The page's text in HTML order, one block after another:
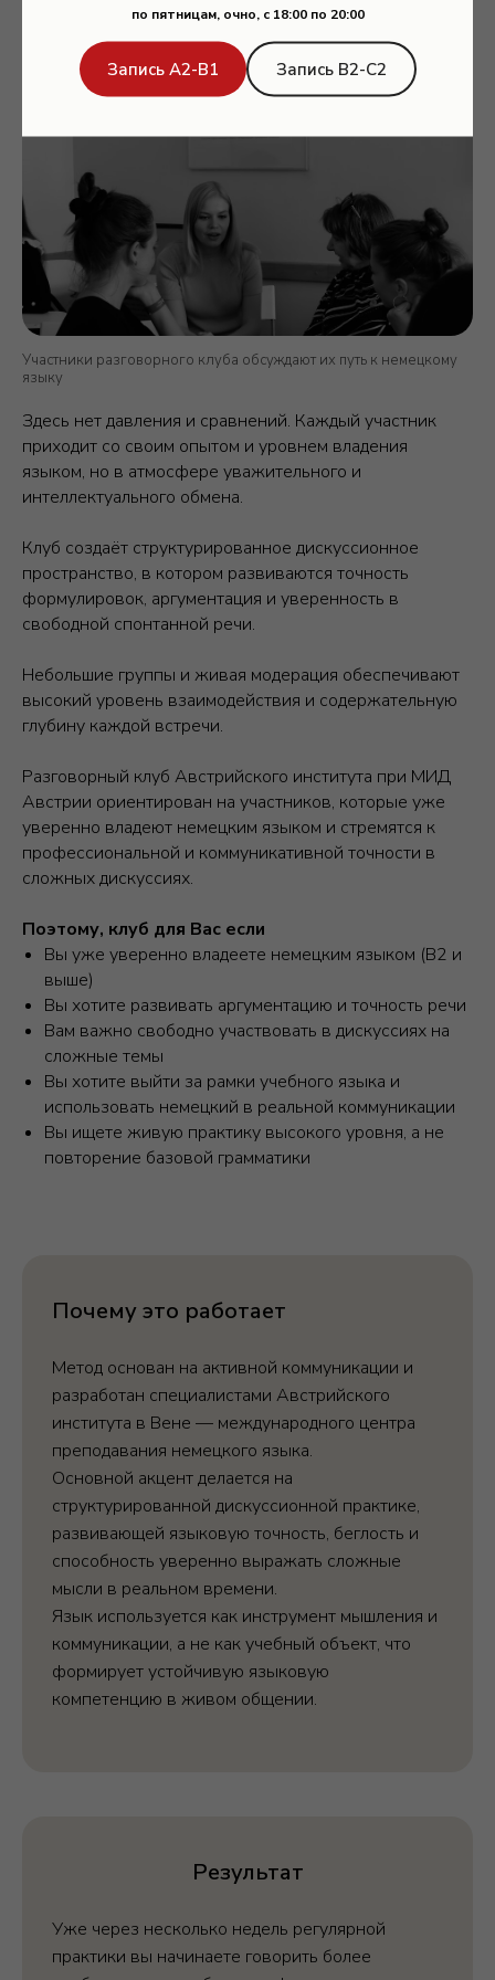
по пятницам, очно, с 18:00 по 20:00
Запись А2-В1 Запись В2-С2
Участники разговорного клуба обсуждают их путь к немецкому
языку
Здесь нет давления и сравнений. Каждый участник
приходит со своим опытом и уровнем владения
языком, но в атмосфере уважительного и
интеллектуального обмена.
Клуб создаёт структурированное дискуссионное
пространство, в котором развиваются точность
формулировок, аргументация и уверенность в
свободной спонтанной речи.
Небольшие группы и живая модерация обеспечивают
высокий уровень взаимодействия и содержательную
глубину каждой встречи.
Разговорный клуб Австрийского института при МИД
Австрии ориентирован на участников, которые уже
уверенно владеют немецким языком и стремятся к
профессиональной и коммуникативной точности в
сложных дискуссиях.
Поэтому, клуб для Вас если
Вы уже уверенно владеете немецким языком (B2 и
выше)
Вы хотите развивать аргументацию и точность речи
Вам важно свободно участвовать в дискуссиях на
сложные темы
Вы хотите выйти за рамки учебного языка и
использовать немецкий в реальной коммуникации
Вы ищете живую практику высокого уровня, а не
повторение базовой грамматики
Почему это работает
Метод основан на активной коммуникации и
разработан специалистами Австрийского
института в Вене — международного центра
преподавания немецкого языка.
Основной акцент делается на
структурированной дискуссионной практике,
развивающей языковую точность, беглость и
способность уверенно выражать сложные
мысли в реальном времени.
Язык используется как инструмент мышления и
коммуникации, а не как учебный объект, что
формирует устойчивую языковую
компетенцию в живом общении.
Результат
Уже через несколько недель регулярной
практики вы начинаете говорить более